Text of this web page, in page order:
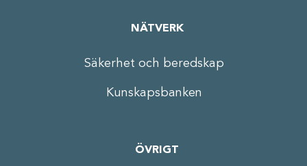
NÄTVERK
Säkerhet och beredskap
Kunskapsbanken
ÖVRIGT